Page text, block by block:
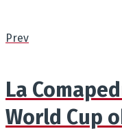
Prev
La
World Cup